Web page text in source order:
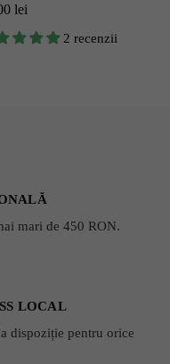
lei
2 recenzii
mari de 450 RON.
LOCAL
dispoziție pentru orice